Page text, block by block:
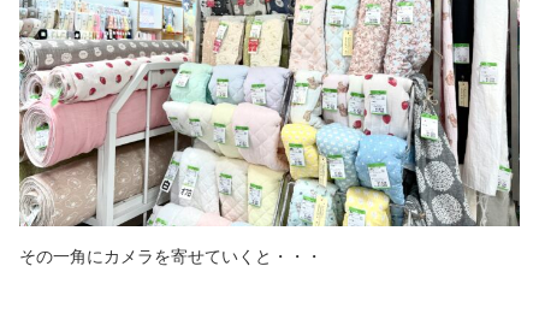
その一角にカメラを寄せていくと・・・